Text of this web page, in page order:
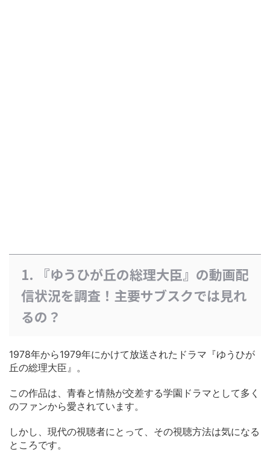
1. 『ゆうひが丘の総理大臣』の動画配
信状況を調査！主要サブスクでは見れ
るの？
1978年から1979年にかけて放送されたドラマ『ゆうひが
丘の総理大臣』。
この作品は、青春と情熱が交差する学園ドラマとして多く
のファンから愛されています。
しかし、現代の視聴者にとって、その視聴方法は気になる
ところです。